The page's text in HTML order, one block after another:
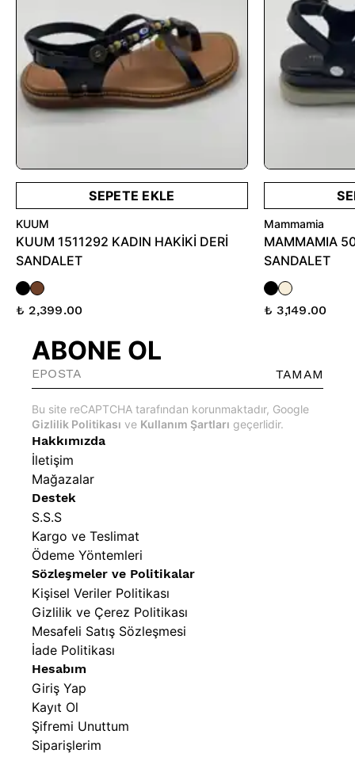
SEPETE EKLE
KUUM
KUUM 1511292 KADIN HAKİKİ DERİ
SANDALET
₺ 2,399.00
Mammamia
MAMMAMIA
SANDALET
₺ 3,149.00
Hakkımızda
İletişim
Mağazalar
Destek
S.S.S
Kargo ve Teslimat
Ödeme Yöntemleri
Sözleşmeler ve Politikalar
Kişisel Veriler Politikası
Gizlilik ve Çerez Politikası
Mesafeli Satış Sözleşmesi
İade Politikası
Hesabım
Giriş Yap
Kayıt Ol
Şifremi Unuttum
Siparişlerim
ABONE OL
TAMAM
Bu site reCAPTCHA tarafından korunmaktadır, Google
Gizlilik Politikası ve Kullanım Şartları geçerlidir.